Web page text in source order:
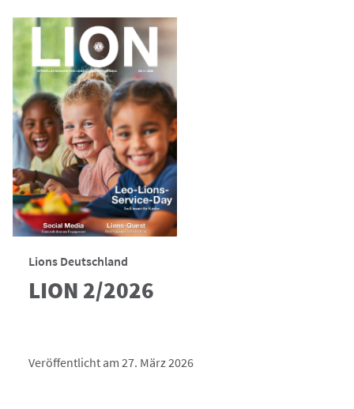
Lions Deutschland
LION 2/2026
Veröffentlicht am 27. März 2026